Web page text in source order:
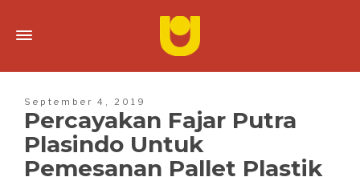
September 4, 2019
Percayakan Fajar Putra
Plasindo Untuk
Pemesanan Pallet Plastik